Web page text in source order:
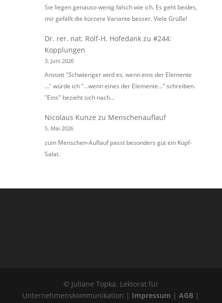
Sie liegen genauso wenig falsch wie ich. Es geht beides,
mir gefällt die kürzere Variante besser. Viele Grüße!
Dr. rer. nat. Rolf-H. Hofedank zu#244:
Kopplungen
3. Juni 2026
Anstatt "Schwieriger wird es, wenn eins der Elemente
..." würde ich "...wenn eines der Elemente..." schreiben.
"Eins" bezieht sich nach…
Nicolaus Kunze zu Menschenauflauf
5. Mai 2026
zum Menschen-Auflauf passt besonders gut ein Kopf-
Salat.
© Juliane Topka. Lektorat für
Unternehmenskommunikation | Impressum |AGB |